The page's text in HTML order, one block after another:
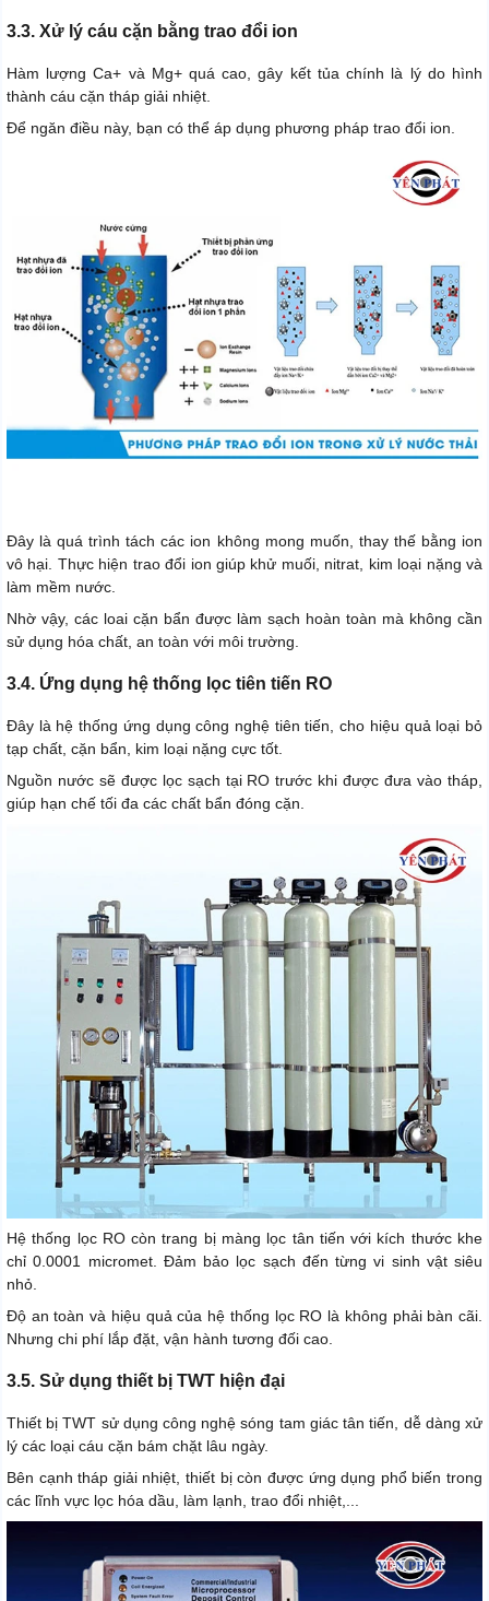
3.3. Xử lý cáu cặn bằng trao đổi ion
Hàm lượng Ca+ và Mg+ quá cao, gây kết tủa chính là lý do hình
thành cáu cặn tháp giải nhiệt.
Để ngăn điều này, bạn có thể áp dụng phương pháp trao đổi ion.
Đây là quá trình tách các ion không mong muốn, thay thế bằng ion
vô hại. Thực hiện trao đổi ion giúp khử muối, nitrat, kim loại nặng và
làm mềm nước.
Nhờ vậy, các loai cặn bẩn được làm sạch hoàn toàn mà không cần
sử dụng hóa chất, an toàn với môi trường.
3.4. Ứng dụng hệ thống lọc tiên tiến RO
Đây là hệ thống ứng dụng công nghệ tiên tiến, cho hiệu quả loại bỏ
tạp chất, cặn bẩn, kim loại nặng cực tốt.
Nguồn nước sẽ được lọc sạch tại RO trước khi được đưa vào tháp,
giúp hạn chế tối đa các chất bẩn đóng cặn.
Hệ thống lọc RO còn trang bị màng lọc tân tiến với kích thước khe
chỉ 0.0001 micromet. Đảm bảo lọc sạch đến từng vi sinh vật siêu
nhỏ.
Độ an toàn và hiệu quả của hệ thống lọc RO là không phải bàn cãi.
Nhưng chi phí lắp đặt, vận hành tương đối cao.
3.5. Sử dụng thiết bị TWT hiện đại
Thiết bị TWT sử dụng công nghệ sóng tam giác tân tiến, dễ dàng xử
lý các loại cáu cặn bám chặt lâu ngày.
Bên cạnh tháp giải nhiệt, thiết bị còn được ứng dụng phổ biến trong
các lĩnh vực lọc hóa dầu, làm lạnh, trao đổi nhiệt,...